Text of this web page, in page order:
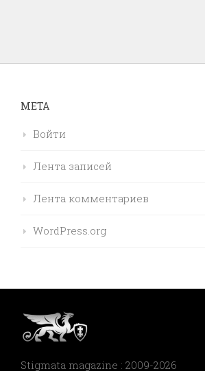
МЕТА
Войти
Лента записей
Лента комментариев
WordPress.org
Stigmata magazine : 2009-2026